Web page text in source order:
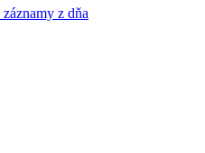
z dňa